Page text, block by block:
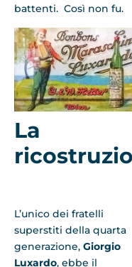
battenti. Così non fu.
La
L’unico dei fratelli
superstiti della quarta
generazione, Giorgio
Luxardo, ebbe il